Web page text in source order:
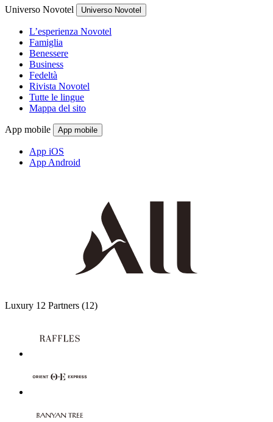
Universo Novotel Universo Novotel
L’esperienza Novotel
Famiglia
Benessere
Business
Fedeltà
Rivista Novotel
Tutte le lingue
Mappa del sito
App mobile App mobile
App iOS
App Android
Luxury 12 Partners (12)